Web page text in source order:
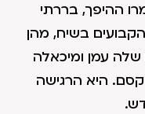
ההיפך, בררתי
בשיח, מהן
עמן ומיכאלה
היא הרגישה